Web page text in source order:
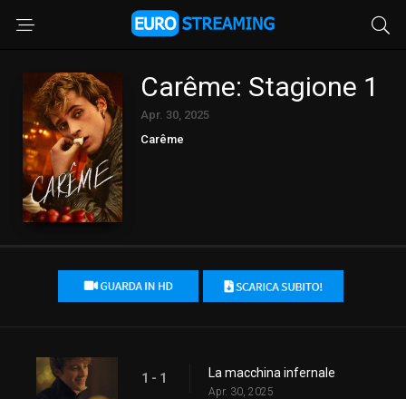
Carême: Stagione 1
Apr. 30, 2025
Carême
1 - 1 La macchina infernale
Apr. 30, 2025